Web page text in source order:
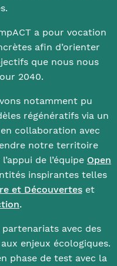
a pour vocation
afin d’orienter
que nous nous
2040.
notamment pu
régénératifs via un
collaboration avec
notre territoire
de l’équipe Open
inspirantes telles
et Découverteset
.
avec des
enjeux écologiques.
phase de test avec la